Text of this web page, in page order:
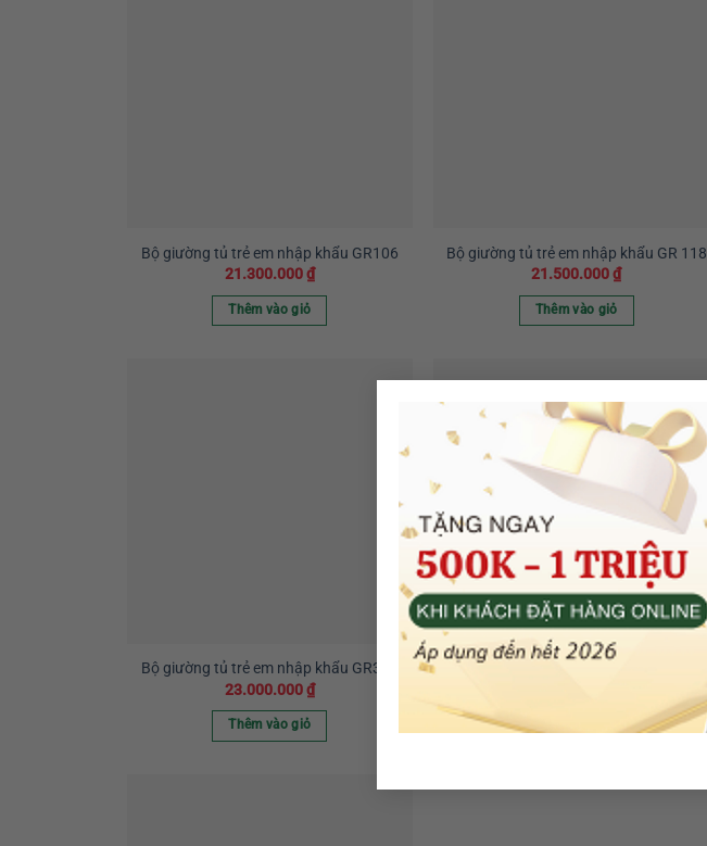
Bộ giường tủ trẻ em nhập khẩu GR106
21.300.000₫
Thêm vào giỏ
Bộ giường tủ trẻ em nhập khẩu GR 118
21.500.000₫
Thêm vào giỏ
Bộ giường tủ trẻ em nhập khẩu GR350
23.000.000₫
Thêm vào giỏ
Bộ giường tủ trẻ em nhập khẩu GR861